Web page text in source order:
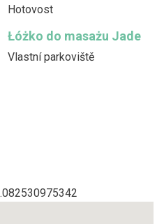
Hotovost
Łóżko do masażu Jade
Vlastní parkoviště